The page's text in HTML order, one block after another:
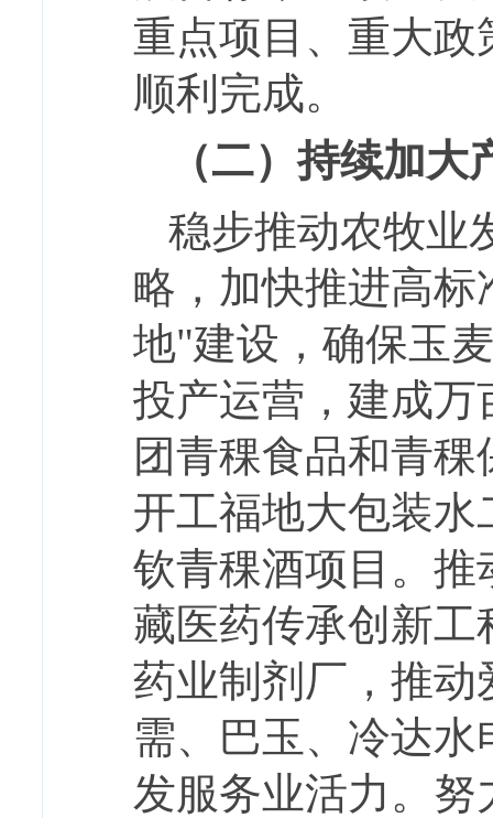
重点项目、重大
顺利完成。
（二）持续加
稳步推动农牧业
略，加快推进高
地"建设，确保玉
投产运营，建成
团青稞食品和青
开工福地大包装
钦青稞酒项目。
藏医药传承创新
药业制剂厂，推
需、巴玉、冷达
发服务业活力。